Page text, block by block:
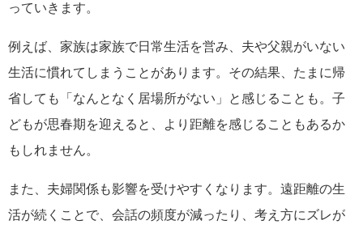
っていきます。
例えば、家族は家族で日常生活を営み、夫や父親がいない
生活に慣れてしまうことがあります。その結果、たまに帰
省しても「なんとなく居場所がない」と感じることも。子
どもが思春期を迎えると、より距離を感じることもあるか
もしれません。
また、夫婦関係も影響を受けやすくなります。遠距離の生
活が続くことで、会話の頻度が減ったり、考え方にズレが